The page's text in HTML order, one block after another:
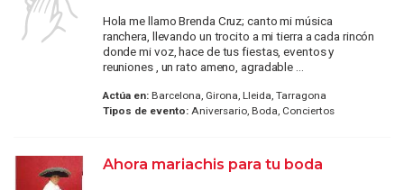
Hola me llamo Brenda Cruz; canto mi música
ranchera, llevando un trocito a mi tierra a cada rincón
donde mi voz, hace de tus fiestas, eventos y
reuniones , un rato ameno, agradable ...
Actúa en:Barcelona, Girona, Lleida, Tarragona
Tipos de evento:Aniversario, Boda, Conciertos
Ahora mariachis para tu boda